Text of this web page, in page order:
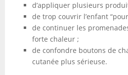
d’appliquer plusieurs
de trop couvrir l’enfant
de continuer les
forte chaleur ;
de confondre boutons de
cutanée plus sérieuse.